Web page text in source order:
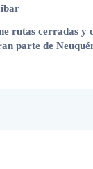
rutas cerradas y
parte de